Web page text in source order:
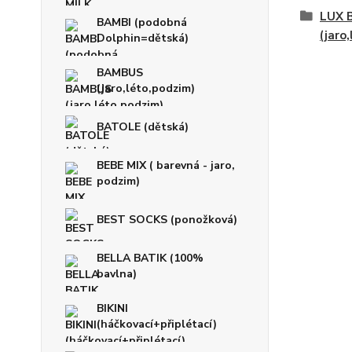
BAMBI (podobná
Dolphin=dětská)
BAMBUS
(jaro,léto,podzim)
BATOLE (dětská)
BEBE MIX ( barevná - jaro,
podzim)
BEST SOCKS (ponožková)
BELLA BATIK (100%
bavlna)
BIKINI
(háčkovací+připlétací)
LUX